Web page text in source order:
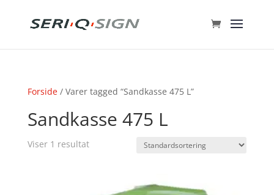
Forside/ Varer tagged “Sandkasse 475 L”
Sandkasse 475 L
Viser 1 resultat